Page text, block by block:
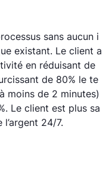
sans aucun i
existant. Le client a
en réduisant de
de 80% le te
moins de 2 minutes)
Le client est plus sa
24/7.